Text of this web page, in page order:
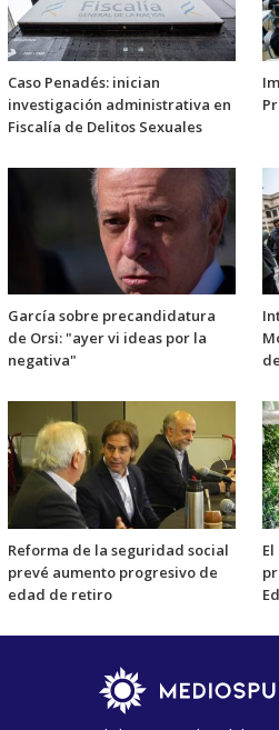
Caso Penadés: inician
investigación administrativa en
Fiscalía de Delitos Sexuales
García sobre precandidatura
de Orsi: "ayer vi ideas por la
negativa"
Reforma de la seguridad social
prevé aumento progresivo de
edad de retiro